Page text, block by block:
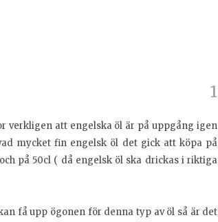
verkligen att engelska öl är på uppgång igen
mycket fin engelsk öl det gick att köpa på
på 50cl ( då engelsk öl ska drickas i riktiga
få upp ögonen för denna typ av öl så är det